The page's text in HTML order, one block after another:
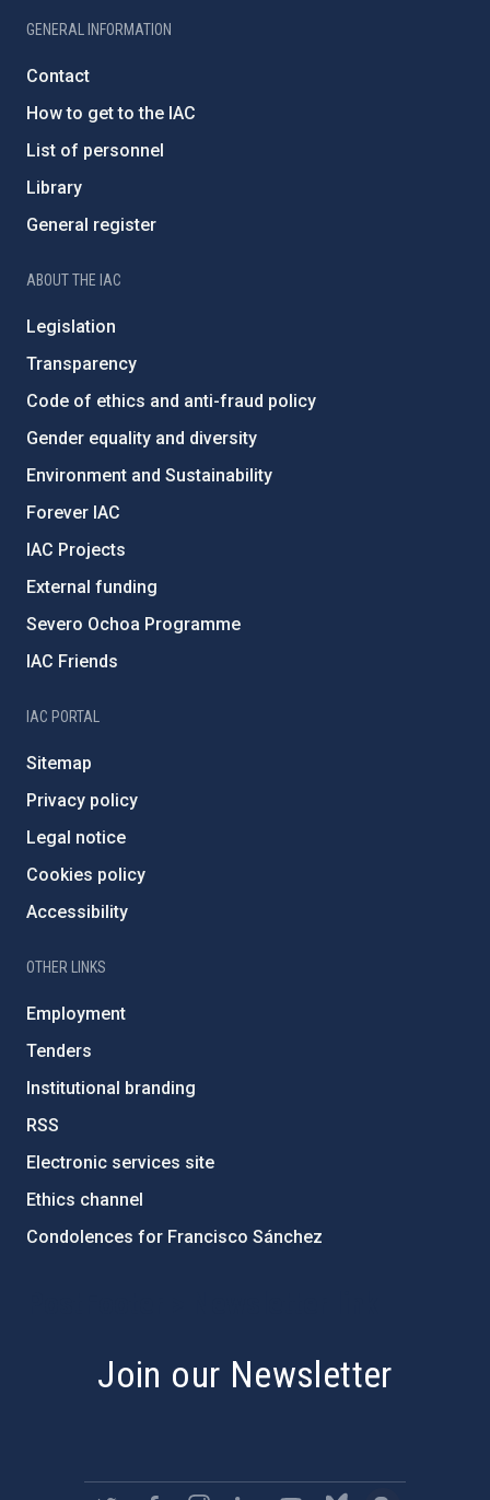
GENERAL INFORMATION
Contact
How to get to the IAC
List of personnel
Library
General register
ABOUT THE IAC
Legislation
Transparency
Code of ethics and anti-fraud policy
Gender equality and diversity
Environment and Sustainability
Forever IAC
IAC Projects
External funding
Severo Ochoa Programme
IAC Friends
IAC PORTAL
Sitemap
Privacy policy
Legal notice
Cookies policy
Accessibility
OTHER LINKS
Employment
Tenders
Institutional branding
RSS
Electronic services site
Ethics channel
Condolences for Francisco Sánchez
Join our Newsletter